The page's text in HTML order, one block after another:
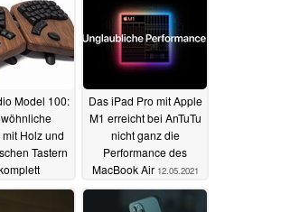
Model 100:
mit Holz und
Tastern
Das iPad Pro mit Apple
M1 erreicht bei AnTuTu
nicht ganz die
Performance des
MacBook Air 12.05.2021